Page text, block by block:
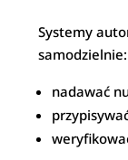
Systemy
samodzielnie:
nadawać